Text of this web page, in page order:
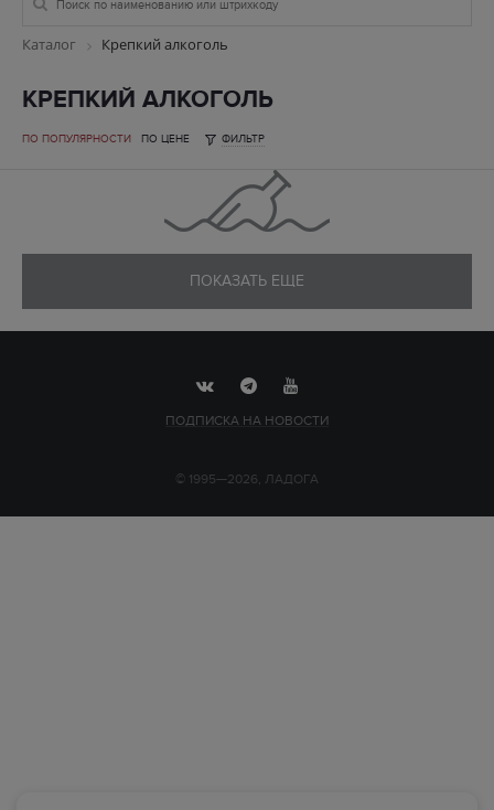
Каталог Крепкий алкоголь
КРЕПКИЙ АЛКОГОЛЬ
ПО ПОПУЛЯРНОСТИ ПО ЦЕНЕ ФИЛЬТР
ПОКАЗАТЬ ЕЩЕ
ПОДПИСКА НА НОВОСТИ
© 1995—2026, ЛАДОГА